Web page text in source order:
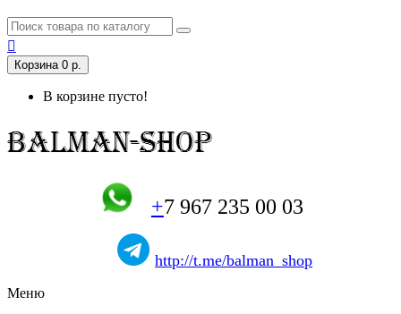
Корзина 0 р.
В корзине пусто!
+7 967 235 00 03
http://t.me/balman_shop
Меню